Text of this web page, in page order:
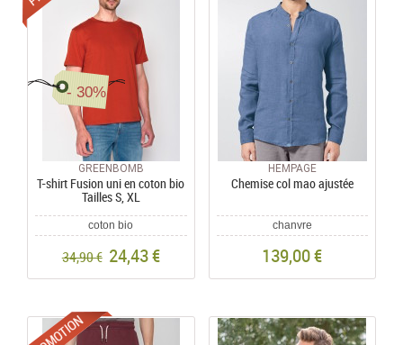
- 30%
GREENBOMB
T-shirt Fusion uni en coton bio
Tailles S, XL
coton bio
34,90 € 24,43 €
HEMPAGE
Chemise col mao ajustée
chanvre
139,00 €
Promotions